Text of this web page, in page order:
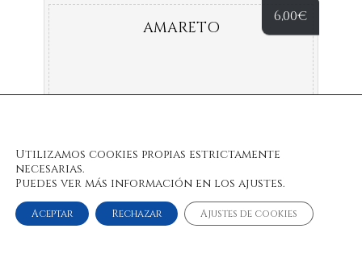
6,00€
AMARETO
Utilizamos cookies propias estrictamente
necesarias.
Puedes ver más información en los ajustes.
Aceptar Rechazar Ajustes de cookies